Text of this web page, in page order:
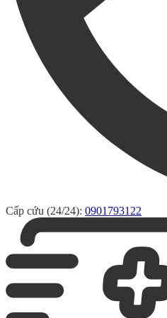
Cấp cứu (24/24): 0901793122